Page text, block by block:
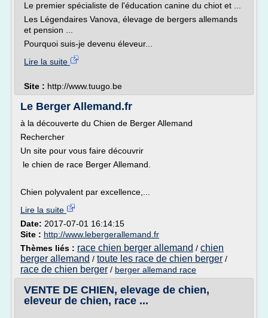
Le premier spécialiste de l'éducation canine du chiot et ...
Les Légendaires Vanova, élevage de bergers allemands
et pension ...
Pourquoi suis-je devenu éleveur...
Lire la suite
Site : http://www.tuugo.be
Le Berger Allemand.fr
à la découverte du Chien de Berger Allemand
Rechercher
Un site pour vous faire découvrir
le chien de race Berger Allemand.
Chien polyvalent par excellence,...
Lire la suite
Date: 2017-07-01 16:14:15
Site : http://www.lebergerallemand.fr
Thèmes liés : race chien berger allemand / chien
berger allemand / toute les race de chien berger /
race de chien berger / berger allemand race
VENTE DE CHIEN, elevage de chien,
eleveur de chien, race ...